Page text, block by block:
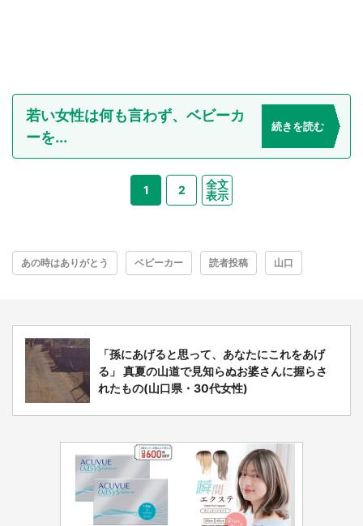
若い女性は何も言わず、ベビーカ
ーを...
続きを読む
1 2
全文
表示
あの時はありがとう ベビーカー 読者投稿 山口
「孫にあげると思って、あなたにこれをあげ
る」 真夏の山道で見知らぬお婆さんに握らさ
れたもの(山口県・30代女性)